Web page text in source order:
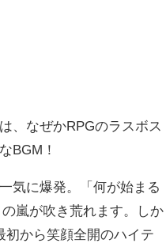
、なぜかRPGのラスボス
BGM！
気に爆発。「何が始まる
嵐が吹き荒れます。しか
初から笑顔全開のハイテ